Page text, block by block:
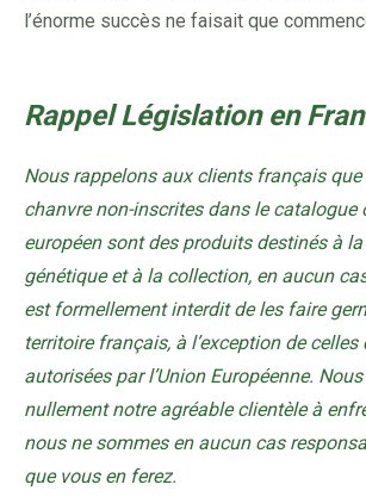
l’énorme succès ne faisait que
Rappel Législation en
Nous rappelons aux clients français que
chanvre non-inscrites dans le catalogue
européen sont des produits destinés à
génétique et à la collection, en aucun
est formellement interdit de les faire
territoire français, à l’exception de celles
autorisées par l’Union Européenne.
nullement notre agréable clientèle à
nous ne sommes en aucun cas
que vous en ferez.